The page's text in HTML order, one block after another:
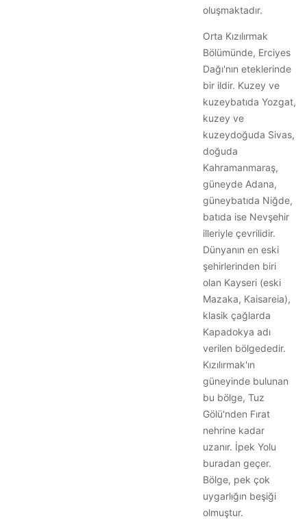
oluşmaktadır.
Orta Kızılırmak
Bölümünde, Erciyes
Dağı'nın eteklerinde
bir ildir. Kuzey ve
kuzeybatıda Yozgat,
kuzey ve
kuzeydoğuda Sivas,
doğuda
Kahramanmaraş,
güneyde Adana,
güneybatıda Niğde,
batıda ise Nevşehir
illeriyle çevrilidir.
Dünyanın en eski
şehirlerinden biri
olan Kayseri (eski
Mazaka, Kaisareia),
klasik çağlarda
Kapadokya adı
verilen bölgededir.
Kızılırmak'ın
güneyinde bulunan
bu bölge, Tuz
Gölü'nden Fırat
nehrine kadar
uzanır. İpek Yolu
buradan geçer.
Bölge, pek çok
uygarlığın beşiği
olmuştur.